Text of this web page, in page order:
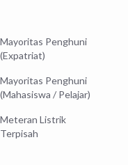
Mayoritas Penghuni
(Expatriat)
Mayoritas Penghuni
(Mahasiswa / Pelajar)
Meteran Listrik
Terpisah